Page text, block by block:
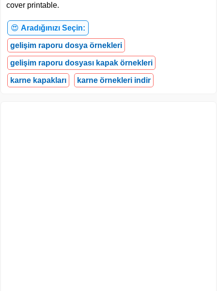
cover printable.
😍 Aradığınızı Seçin:
gelişim raporu dosya örnekleri
gelişim raporu dosyası kapak örnekleri
karne kapakları karne örnekleri indir